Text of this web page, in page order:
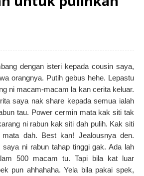
dengan isteri kepada cousin saya,
orangnya. Putih gebus hehe. Lepastu
ni macam-macam la kan cerita keluar.
saya nak share kepada semua ialah
tau. Power cermin mata kak siti tak
ni rabun kak siti dah pulih. Kak siti
dah. Best kan! Jealousnya den.
saya ni rabun tahap tinggi gak. Ada lah
500 macam tu. Tapi bila kat luar
pun ahhahaha. Yela bila pakai spek,